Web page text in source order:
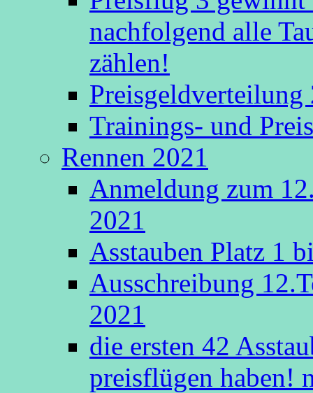
nachfolgend alle
zählen!
Preisgeldverteilung
Trainings- und
Rennen 2021
Anmeldung zum
2021
Asstauben Platz 1
Ausschreibung
2021
die ersten 42
preisflügen haben!